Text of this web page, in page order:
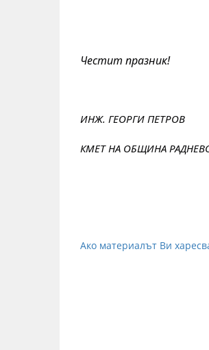
Честит празник!
ИНЖ. ГЕОРГИ ПЕТРОВ
КМЕТ НА ОБЩИНА
Ако материалът Ви